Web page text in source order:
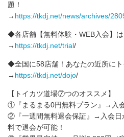
題！
→ https://tkdj.net/news/archives/
◆各店舗【無料体験・WEB入会】は
→ https://tkdj.net/trial/
◆全国に58店舗！あなたの近所にト
→ https://tkdj.net/dojo/
【トイカツ道場⑦つのオススメ】
①『まるまる0円無料プラン』→入
②『一週間無料退会保証』→入会日
料で退会が可能！